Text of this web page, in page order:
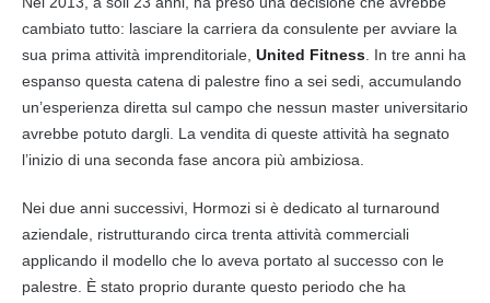
cambiato tutto: lasciare la carriera da consulente per avviare la
sua prima attività imprenditoriale, United Fitness . In tre anni ha
espanso questa catena di palestre fino a sei sedi, accumulando
un’esperienza diretta sul campo che nessun master universitario
avrebbe potuto dargli. La vendita di queste attività ha segnato
l’inizio di una seconda fase ancora più ambiziosa.
Nei due anni successivi, Hormozi si è dedicato al turnaround
aziendale, ristrutturando circa trenta attività commerciali
applicando il modello che lo aveva portato al successo con le
palestre. È stato proprio durante questo periodo che ha